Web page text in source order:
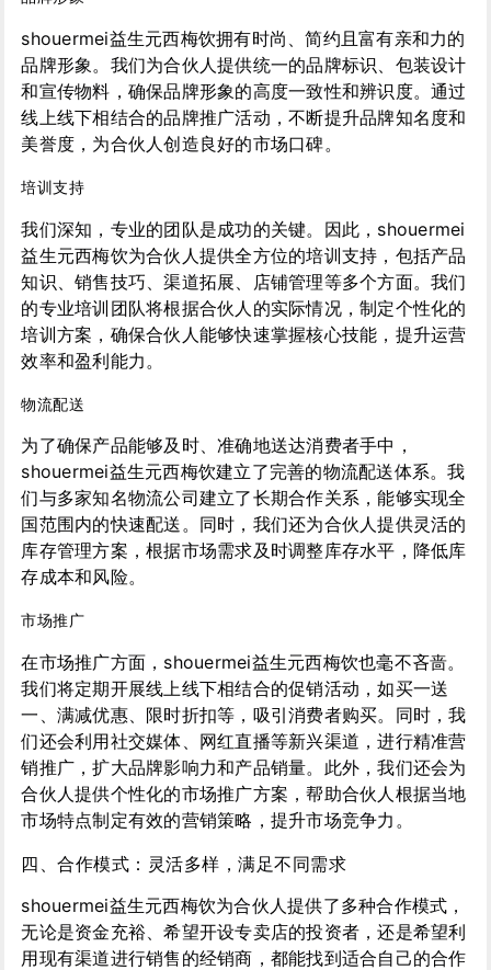
shouermei益生元西梅饮拥有时尚、简约且富有亲和力的
品牌形象。我们为合伙人提供统一的品牌标识、包装设计
和宣传物料，确保品牌形象的高度一致性和辨识度。通过
线上线下相结合的品牌推广活动，不断提升品牌知名度和
美誉度，为合伙人创造良好的市场口碑。
培训支持
我们深知，专业的团队是成功的关键。因此，shouermei
益生元西梅饮为合伙人提供全方位的培训支持，包括产品
知识、销售技巧、渠道拓展、店铺管理等多个方面。我们
的专业培训团队将根据合伙人的实际情况，制定个性化的
培训方案，确保合伙人能够快速掌握核心技能，提升运营
效率和盈利能力。
物流配送
为了确保产品能够及时、准确地送达消费者手中，
shouermei益生元西梅饮建立了完善的物流配送体系。我
们与多家知名物流公司建立了长期合作关系，能够实现全
国范围内的快速配送。同时，我们还为合伙人提供灵活的
库存管理方案，根据市场需求及时调整库存水平，降低库
存成本和风险。
市场推广
在市场推广方面，shouermei益生元西梅饮也毫不吝啬。
我们将定期开展线上线下相结合的促销活动，如买一送
一、满减优惠、限时折扣等，吸引消费者购买。同时，我
们还会利用社交媒体、网红直播等新兴渠道，进行精准营
销推广，扩大品牌影响力和产品销量。此外，我们还会为
合伙人提供个性化的市场推广方案，帮助合伙人根据当地
市场特点制定有效的营销策略，提升市场竞争力。
四、合作模式：灵活多样，满足不同需求
shouermei益生元西梅饮为合伙人提供了多种合作模式，
无论是资金充裕、希望开设专卖店的投资者，还是希望利
用现有渠道进行销售的经销商，都能找到适合自己的合作